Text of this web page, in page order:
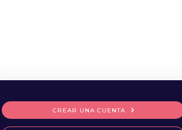
CREAR UNA CUENTA